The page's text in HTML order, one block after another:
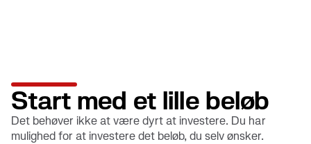
Start med et lille beløb
Det behøver ikke at være dyrt at investere. Du har
mulighed for at investere det beløb, du selv ønsker.